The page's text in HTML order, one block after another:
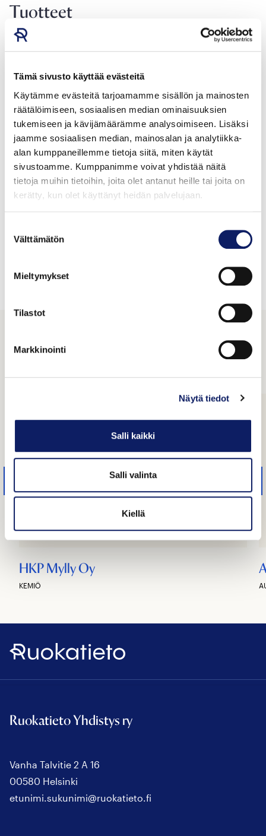
Tämä sivusto käyttää evästeitä
Käytämme evästeitä tarjoamamme sisällön ja mainosten
räätälöimiseen, sosiaalisen median ominaisuuksien
tukemiseen ja kävijämäärämme analysoimiseen. Lisäksi
jaamme sosiaalisen median, mainosalan ja analytiikka-
alan kumppaneillemme tietoja siitä, miten käytät
sivustoamme. Kumppanimme voivat yhdistää näitä
tietoja muihin tietoihin, joita olet antanut heille tai joita on
kerätty, kun olet käyttänyt heidän palvelujaan.
valinta
Välttämätön
Mieltymykset
Tilastot
Markkinointi
Näytä tiedot
Salli kaikki
Salli valinta
Kiellä
Tuotteet
Paulig Maito baristakäyttöön, laktoositon
Iskukuumennettu kahvimaito 1 L
GTIN: 6408430102051
Tutustu yrityksiin
HKP Mylly Oy
KEMIÖ
Ruokatieto
Ruokatieto Yhdistys ry
Vanha Talvitie 2 A 16
00580 Helsinki
etunimi.sukunimi@ruokatieto.fi